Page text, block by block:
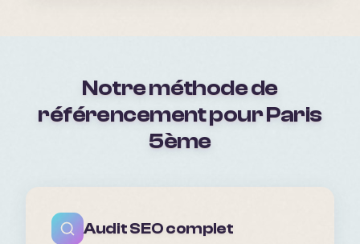
Notre méthode de
référencement pourParis
5ème
Audit SEO complet